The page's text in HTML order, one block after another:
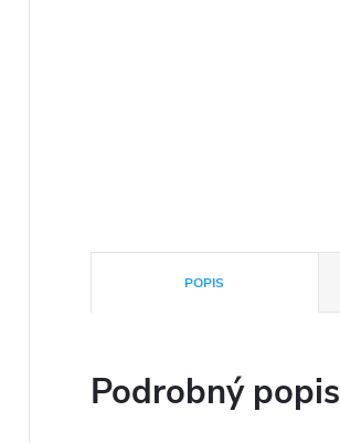
POPIS
Podrobný popis